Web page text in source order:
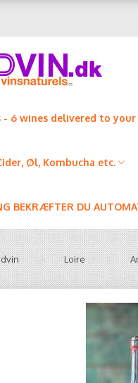
- 6 wines delivered to
Øl, Kombucha etc.
BEKRÆFTER DU
Loire